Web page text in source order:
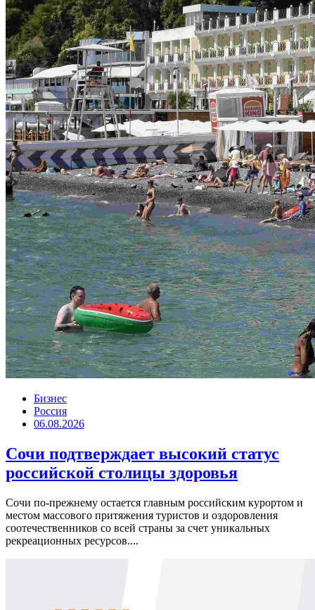
Бизнес
Россия
06.08.2026
Сочи подтверждает высокий статус
российской столицы здоровья
Сочи по-прежнему остается главным российским курортом и
местом массового притяжения туристов и оздоровления
соотечественников со всей страны за счет уникальных
рекреационных ресурсов....